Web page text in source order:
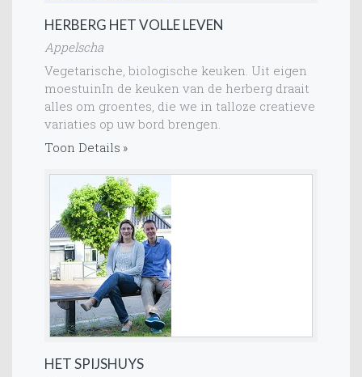
HERBERG HET VOLLE LEVEN
Appelscha
Vegetarische, biologische keuken. Uit eigen
moestuinIn de keuken van de herberg draait
alles om groentes, die we in talloze creatieve
variaties op uw bord brengen.
Toon Details
HET SPIJSHUYS